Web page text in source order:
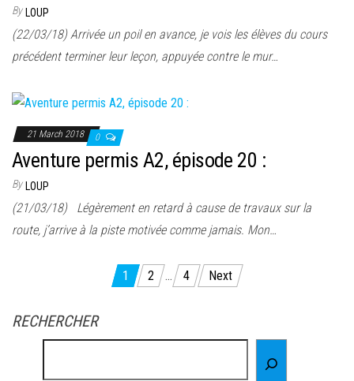
By LOUP
(22/03/18) Arrivée un poil en avance, je vois les élèves du cours
précédent terminer leur leçon, appuyée contre le mur…
21 March 2018 0
Aventure permis A2, épisode 20 :
By LOUP
(21/03/18) Légèrement en retard à cause de travaux sur la
route, j’arrive à la piste motivée comme jamais. Mon…
1 2 … 4 Next
RECHERCHER